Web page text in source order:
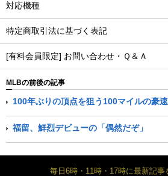
対応機種
特定商取引法に基づく表記
[有料会員限定] お問い合わせ・Ｑ＆Ａ
MLBの前後の記事
100年ぶりの頂点を狙う100マイルの豪速
福留、鮮烈デビューの「偶然だぞ」
毎日6時・11時・17時に最新記事